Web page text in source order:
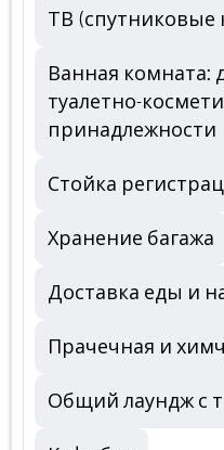
ТВ (спутниковые
Ванная комната:
туалетно-
принадлежности
Стойка
Хранение багажа
Доставка еды и
Прачечная и
Общий лаундж с